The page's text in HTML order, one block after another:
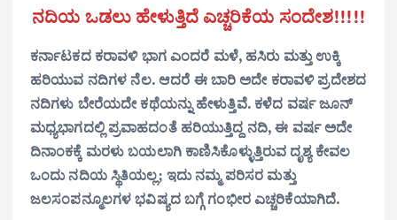
ನದಿಯ ಒಡಲು ಹೇಳುತ್ತಿದೆ ಎಚ್ಚರಿಕೆಯ ಸಂದೇಶ!!!!!
ಕರ್ನಾಟಕದ ಕರಾವಳಿ ಭಾಗ ಎಂದರೆ ಮಳೆ, ಹಸಿರು ಮತ್ತು ಉಕ್ಕಿ
ಹರಿಯುವ ನದಿಗಳ ನೆಲ. ಆದರೆ ಈ ಬಾರಿ ಅದೇ ಕರಾವಳಿ ಪ್ರದೇಶದ
ನದಿಗಳು ಬೇರೆಯದೇ ಕಥೆಯನ್ನು ಹೇಳುತ್ತಿವೆ. ಕಳೆದ ವರ್ಷ ಜೂನ್
ಮಧ್ಯಭಾಗದಲ್ಲಿ ಪ್ರವಾಹದಂತೆ ಹರಿಯುತ್ತಿದ್ದ ನದಿ, ಈ ವರ್ಷ ಅದೇ
ದಿನಾಂಕಕ್ಕೆ ಮರಳು ಬಯಲಾಗಿ ಕಾಣಿಸಿಕೊಳ್ಳುತ್ತಿರುವ ದೃಶ್ಯ ಕೇವಲ
ಒಂದು ನದಿಯ ಸ್ಥಿತಿಯಲ್ಲ; ಇದು ನಮ್ಮ ಪರಿಸರ ಮತ್ತು
ಜಲಸಂಪನ್ಮೂಲಗಳ ಭವಿಷ್ಯದ ಬಗ್ಗೆ ಗಂಭೀರ ಎಚ್ಚರಿಕೆಯಾಗಿದೆ.